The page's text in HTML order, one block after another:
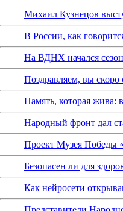
Михаил Кузнецов
В России, как
На ВДНХ начался сезон
Поздравляем, вы скоро
Память, которая жива:
Народный фронт дал
Проект Музея Победы
Безопасен ли для
Как нейросети